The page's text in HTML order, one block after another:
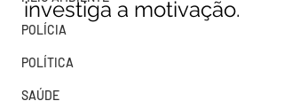
POLÍCIA
POLÍTICA
SAÚDE
investiga a motivação.